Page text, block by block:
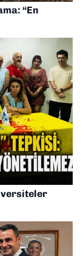
“En